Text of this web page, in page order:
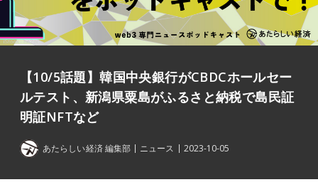
【10/5話題】韓国中央銀行がCBDCホールセー
ルテスト、新潟県粟島がふるさと納税で島民証
明証NFTなど
あたらしい経済 編集部 ニュース 2023-10-05